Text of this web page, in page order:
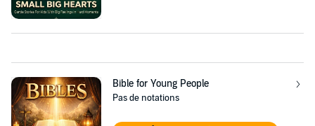
Bible for Young People
Pas de notations